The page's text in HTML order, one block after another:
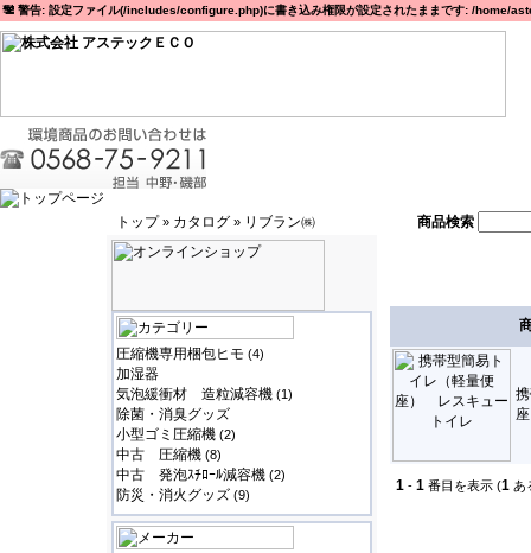
警告: 設定ファイル(/includes/configure.php)に書き込み権限が設定されたままです: /
トップ» カタログ » リブラン㈱ 商品検索
圧縮機専用梱包ヒモ (4)
加湿器
気泡緩衝材 造粒減容機 (1)
除菌・消臭グッズ
小型ゴミ圧縮機 (2)
中古 圧縮機 (8)
中古 発泡ｽﾁﾛｰﾙ減容機 (2)
防災・消火グッズ (9)
1 - 1 番目を表示 (1 あ